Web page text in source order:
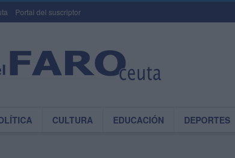
Portal del suscriptor
CULTURA EDUCACIÓN DEPORTES